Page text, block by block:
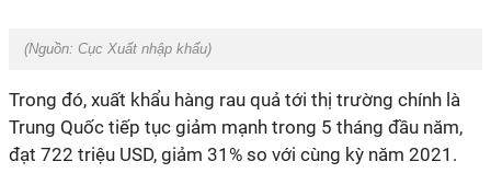
(Nguồn: Cục Xuất nhập khẩu)
Trong đó, xuất khẩu hàng rau quả tới thị trường chính là
Trung Quốc tiếp tục giảm mạnh trong 5 tháng đầu năm,
đạt 722 triệu USD, giảm 31% so với cùng kỳ năm 2021.